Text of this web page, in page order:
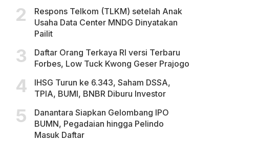
Respons Telkom (TLKM) setelah Anak
Usaha Data Center MNDG Dinyatakan
Pailit
Daftar Orang Terkaya RI versi Terbaru
Forbes, Low Tuck Kwong Geser Prajogo
IHSG Turun ke 6.343, Saham DSSA,
TPIA, BUMI, BNBR Diburu Investor
Danantara Siapkan Gelombang IPO
BUMN, Pegadaian hingga Pelindo
Masuk Daftar